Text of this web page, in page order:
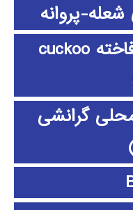
شعله-پروانه
الگوریتم جستجوی فاخته cuckoo
گرانشی